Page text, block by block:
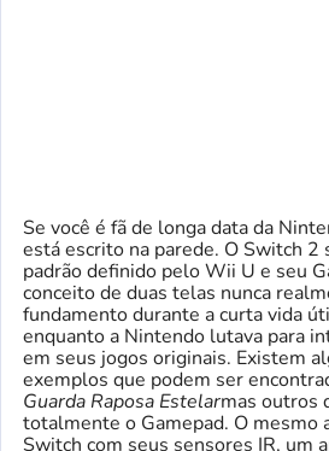
Se você é fã de longa data da
está escrito na parede. O Switch 2
padrão definido pelo Wii U e seu
conceito de duas telas nunca
fundamento durante a curta vida
enquanto a Nintendo lutava para
em seus jogos originais. Existem
exemplos que podem ser
Guarda Raposa Estelarmas outros
totalmente o Gamepad. O mesmo
Switch com seus sensores IR, um